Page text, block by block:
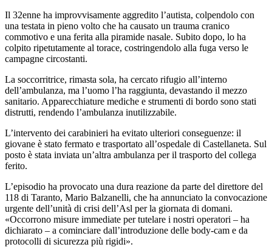
Il 32enne ha improvvisamente aggredito l’autista, colpendolo con
una testata in pieno volto che ha causato un trauma cranico
commotivo e una ferita alla piramide nasale. Subito dopo, lo ha
colpito ripetutamente al torace, costringendolo alla fuga verso le
campagne circostanti.
La soccorritrice, rimasta sola, ha cercato rifugio all’interno
dell’ambulanza, ma l’uomo l’ha raggiunta, devastando il mezzo
sanitario. Apparecchiature mediche e strumenti di bordo sono stati
distrutti, rendendo l’ambulanza inutilizzabile.
L’intervento dei carabinieri ha evitato ulteriori conseguenze: il
giovane è stato fermato e trasportato all’ospedale di Castellaneta. Sul
posto è stata inviata un’altra ambulanza per il trasporto del collega
ferito.
L’episodio ha provocato una dura reazione da parte del direttore del
118 di Taranto, Mario Balzanelli, che ha annunciato la convocazione
urgente dell’unità di crisi dell’Asl per la giornata di domani.
«Occorrono misure immediate per tutelare i nostri operatori – ha
dichiarato – a cominciare dall’introduzione delle body-cam e da
protocolli di sicurezza più rigidi».